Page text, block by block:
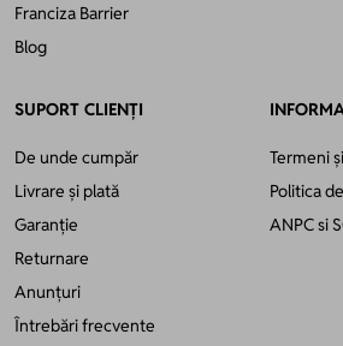
Franciza Barrier
Blog
SUPORT CLIENȚI
De unde cumpăr
Livrare și plată
Garanție
Returnare
Anunțuri
Întrebări frecvente
Termeni
Politica
ANPCsi